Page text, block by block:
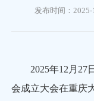
发布时间：2025-
2025年12月27
会成立大会在重庆